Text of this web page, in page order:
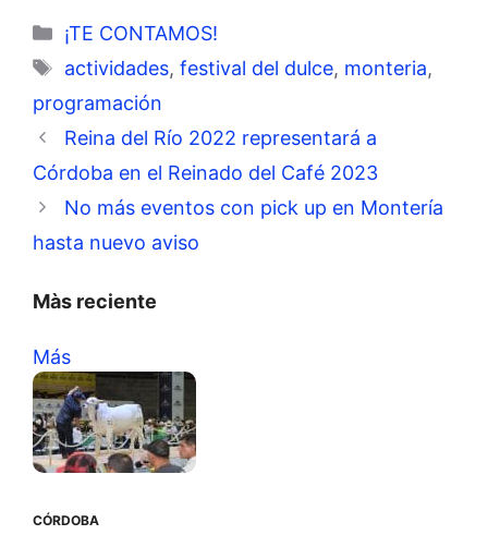
Categorías
¡TE CONTAMOS!
Etiquetas
actividades, festival del dulce, monteria,
programación
Reina del Río 2022 representará a
Córdoba en el Reinado del Café 2023
No más eventos con pick up en Montería
hasta nuevo aviso
Màs reciente
Más
CÓRDOBA